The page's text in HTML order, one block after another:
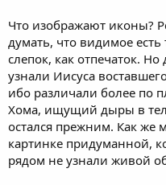
Что изображают иконы?
думать, что видимое
слепок, как отпечаток.
узнали Иисуса
ибо различали более по
Хома, ищущий дыры в
остался прежним. Как же
картинке придуманной,
рядом не узнали живой